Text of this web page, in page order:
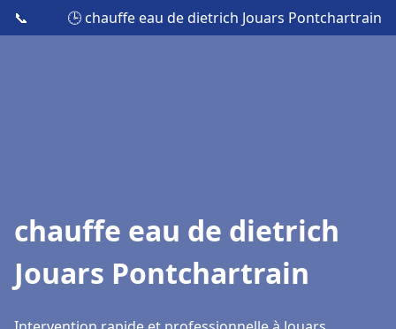
📞 🕒 chauffe eau de dietrich Jouars Pontchartrain
chauffe eau de dietrich
Jouars Pontchartrain